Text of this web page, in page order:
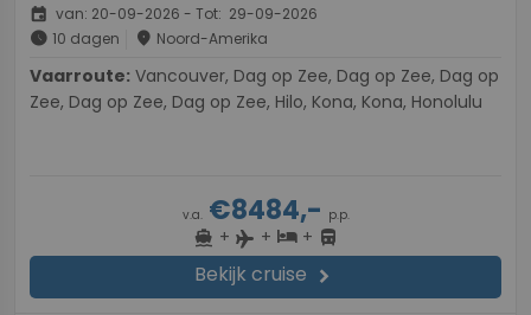
event van: 20-09-2026 - Tot: 29-09-2026
schedule 10 dagen place Noord-Amerika
Vaarroute:
Zee, Dag op Zee, Dag op Zee, Hilo, Kona, Kona, Honolulu
v.a.€8484,- p.p.
directions_boat + flight + hotel+ directions_bus
Bekijk cruise chevron_right